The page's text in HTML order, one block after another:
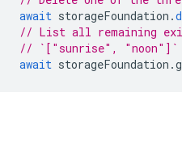
await storageFoundation .
// List all remaining
// `["sunrise", "noon"]`
await storageFoundation .